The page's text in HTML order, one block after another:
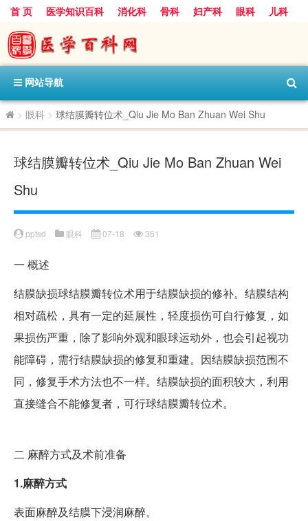
首 页 医学知识百科 消化科 骨科 妇产科 眼科
儿科
心血管病科
呼吸科 神经科
内分泌科
口腔科
网站导航
> 眼科 > 球结膜瓣转位术_Qiu Jie Mo Ban Zhuan Wei Shu
球结膜瓣转位术_Qiu Jie Mo Ban Zhuan Wei
Shu
pptsd 眼科 07-18 361
一 概述
结膜缺损球结膜瓣转位术用于结膜缺损的修补。结膜结构
相对疏松，具有一定的延展性，轻度损伤可自行修复，如
果损伤严重，除了影响外观和眼球运动外，也会引起视功
能障碍，需行结膜缺损的修复和重建。因结膜缺损范围不
同，修复手术方法也不一样。结膜缺损的面积较大，利用
直接缝合不能修复者，可行球结膜瓣转位术。
二 麻醉方式及术前准备
1.麻醉方式
表面麻醉及结膜下浸润麻醉。